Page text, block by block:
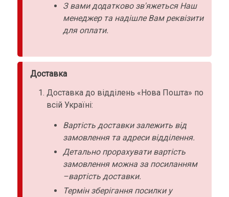
З вами додатково зв'яжеться Наш
менеджер та надішле Вам реквізити
для оплати.
Доставка
Доставка до відділень «Нова Пошта» по
всій Україні:
Вартість доставки залежить від
замовлення та адреси відділення.
Детально прорахувати вартість
замовлення можна за посиланням
–вартість доставки.
Термін зберігання посилки у